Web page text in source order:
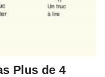
Plus de 4